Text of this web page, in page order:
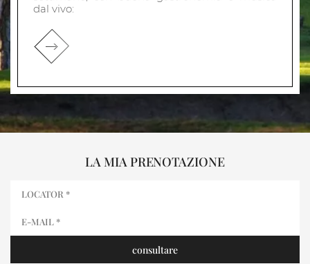
dal vivo:
LA MIA PRENOTAZIONE